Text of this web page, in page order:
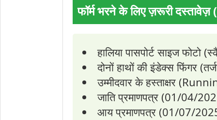
फॉर्म भरने के लिए ज़रूरी
हालिया पासपोर्ट साइज फोटो
दोनों हाथों की इंडेक्स फिंगर
उम्मीदवार के हस्ताक्षर
जाति प्रमाणपत्र (01/04/
आय प्रमाणपत्र (01/07/